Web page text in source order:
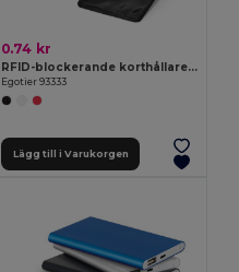
0.74 kr
RFID-blockerande korthållare i aluminium
Egotier 93333
Lägg till i Varukorgen